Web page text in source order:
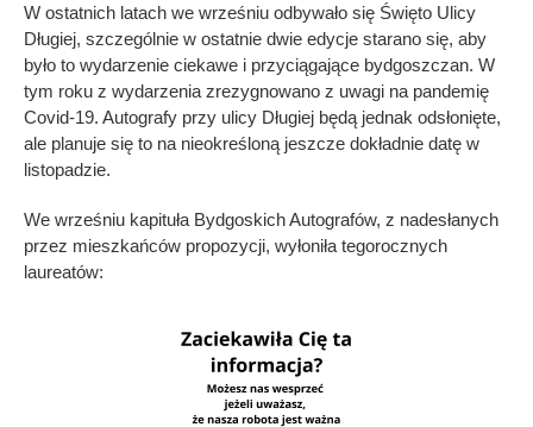
W ostatnich latach we wrześniu odbywało się Święto Ulicy
Długiej, szczególnie w ostatnie dwie edycje starano się, aby
było to wydarzenie ciekawe i przyciągające bydgoszczan. W
tym roku z wydarzenia zrezygnowano z uwagi na pandemię
Covid-19. Autografy przy ulicy Długiej będą jednak odsłonięte,
ale planuje się to na nieokreśloną jeszcze dokładnie datę w
listopadzie.
We wrześniu kapituła Bydgoskich Autografów, z nadesłanych
przez mieszkańców propozycji, wyłoniła tegorocznych
laureatów: